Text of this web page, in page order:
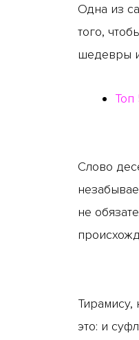
Одна из
того,
шедевры
Топ
Слово
не
Тирамису,
это: и